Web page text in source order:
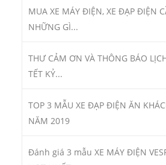
MUA XE MÁY ĐIỆN, XE ĐẠP ĐIỆN
NHỮNG GÌ...
THƯ CẢM ƠN VÀ THÔNG BÁO
TẾT KỶ...
TOP 3 MẪU XE ĐẠP ĐIỆN ĂN
NĂM 2019
Đánh giá 3 mẫu XE MÁY ĐIỆN